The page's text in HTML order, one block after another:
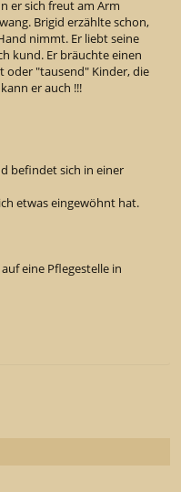
er sich freut am Arm
Brigid erzählte schon,
nimmt. Er liebt seine
kund. Er bräuchte einen
oder "tausend" Kinder, die
er auch !!!
befindet sich in einer
etwas eingewöhnt hat.
eine Pflegestelle in